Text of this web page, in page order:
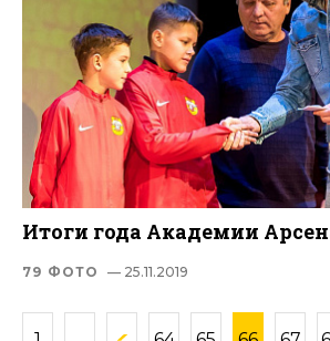
Итоги года Академии
79 ФОТО — 25.11.2019